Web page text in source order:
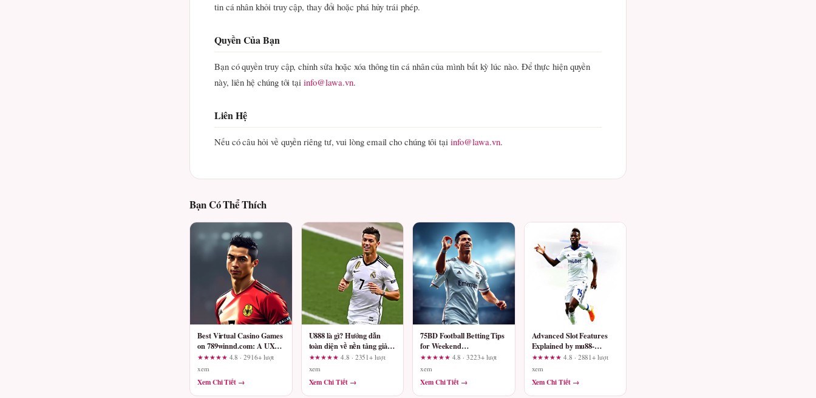
tin cá nhân khỏi truy cập, thay đổi hoặc phá hủy trái phép.
Quyền Của Bạn
Bạn có quyền truy cập, chỉnh sửa hoặc xóa thông tin cá nhân của mình bất kỳ lúc nào. Để thực hiện quyền
này, liên hệ chúng tôi tại info@lawa.vn.
Liên Hệ
Nếu có câu hỏi về quyền riêng tư, vui lòng email cho chúng tôi tại info@lawa.vn.
Bạn Có Thể Thích
Best Virtual Casino Games
on 789winnd.com: A UX
Expert’s Transparency,
Speed, and Usability
★★★★★ 4.8 · 2916+ lượt
xem
Xem Chi Tiết →
U888 là gì? Hướng dẫn
toàn diện về nền tảng giải
trí trực tuyến hàng đầu
★★★★★4.8 · 2351+ lượt
xem
Xem Chi Tiết →
75BD Football Betting Tips
for Weekend
Accumulators
★★★★★ 4.8 · 3223+ lượt
xem
Xem Chi Tiết →
Advanced Slot Features
Explained by mu88-
km.com – What You
Should Know Before
★★★★★4.8 · 2881+ lượt
xem
Xem Chi Tiết →